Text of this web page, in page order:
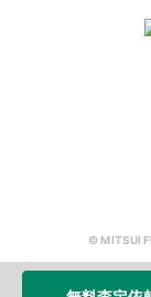
© MITSUI